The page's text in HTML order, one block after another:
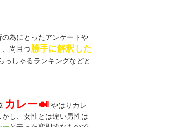
為にとったアンケートや
尚且つ勝手に解釈した
っしゃるランキングなどと
カレー🍛 やはりカレ
し、女性とは違い男性は